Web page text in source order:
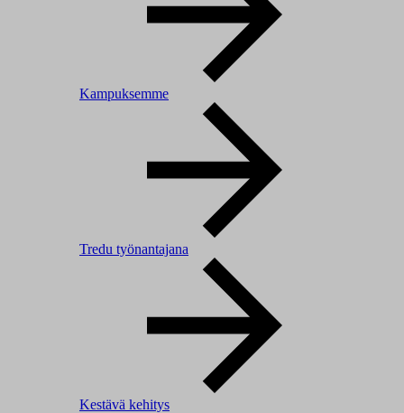
Kampuksemme
Tredu työnantajana
Kestävä kehitys